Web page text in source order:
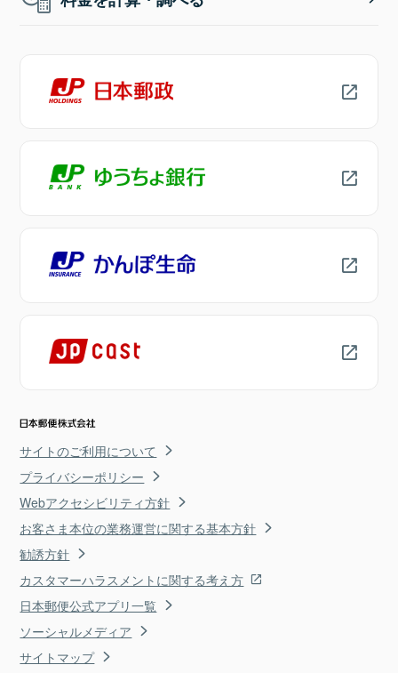
サイトのご利用について
プライバシーポリシー
Webアクセシビリティ方針
お客さま本位の業務運営に関する基本方針
勧誘方針
カスタマーハラスメントに関する考え方
日本郵便公式アプリ一覧
ソーシャルメディア
サイトマップ